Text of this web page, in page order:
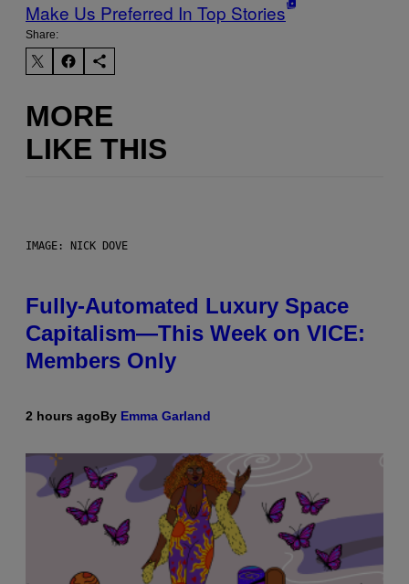
Make Us Preferred In Top Stories
Share:
MORE
LIKE THIS
IMAGE: NICK DOVE
Fully-Automated Luxury Space
Capitalism—This Week on VICE:
Members Only
2 hours agoBy Emma Garland